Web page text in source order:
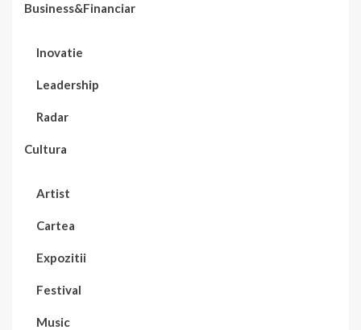
Business&Financiar
Inovatie
Leadership
Radar
Cultura
Artist
Cartea
Expozitii
Festival
Music